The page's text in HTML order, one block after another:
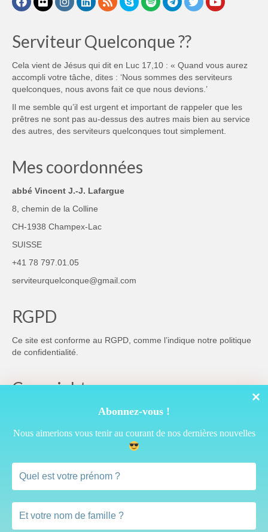
Abonnez-vous !
Nous aimerions vous tenir au courant de nos dernières nouvelles
Serviteur Quelconque ??
Cela vient de Jésus qui dit en Luc 17,10 : « Quand vous aurez
accompli votre tâche, dites : ‘Nous sommes des serviteurs
quelconques, nous avons fait ce que nous devions.’
Il me semble qu’il est urgent et important de rappeler que les
prêtres ne sont pas au-dessus des autres mais bien au service
des autres, des serviteurs quelconques tout simplement.
Mes coordonnées
abbé Vincent J.-J. Lafargue
8, chemin de la Colline
CH-1938 Champex-Lac
SUISSE
+41 78 797.01.05
serviteurquelconque@gmail.com
RGPD
Ce site est conforme au RGPD, comme l’indique notre politique
de confidentialité
Copyright
Cette œuvre est mise à disposition selon les termes de la
Licence Creative Commons Attribution 4.0 International